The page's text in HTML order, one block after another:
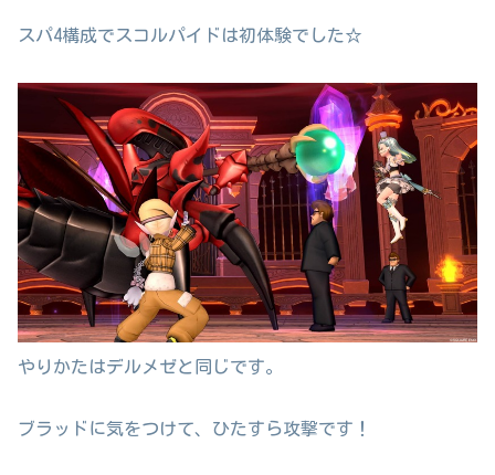
スパ4構成でスコルパイドは初体験でした☆
やりかたはデルメゼと同じです。
ブラッドに気をつけて、ひたすら攻撃です！